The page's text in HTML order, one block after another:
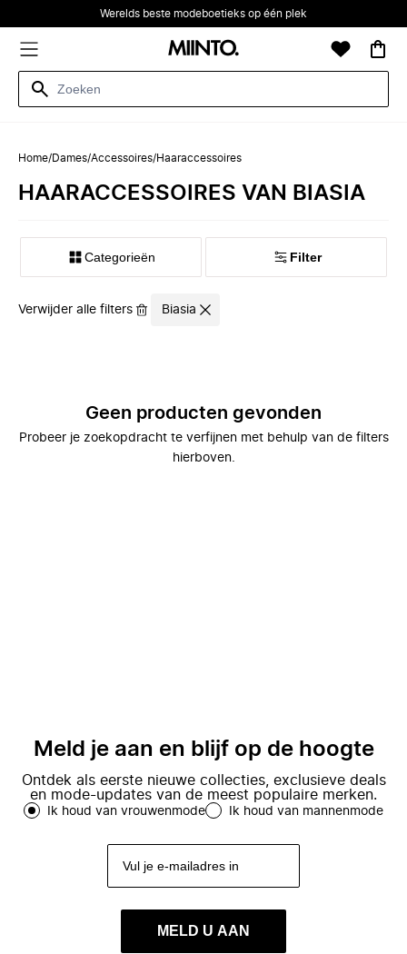
Werelds beste modeboetieks op één plek
Home/Dames/Accessoires/Haaraccessoires
HAARACCESSOIRES VAN BIASIA
Categorieën Filter
Verwijder alle filters Biasia
Geen producten gevonden
Probeer je zoekopdracht te verfijnen met behulp van de filters
hierboven.
Meld je aan en blijf op de hoogte
Ontdek als eerste nieuwe collecties, exclusieve deals
en mode-updates van de meest populaire merken.
Ik houd van vrouwenmode Ik houd van mannenmode
MELD U AAN